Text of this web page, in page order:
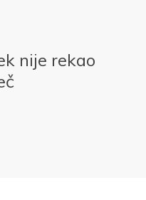
nije rekao